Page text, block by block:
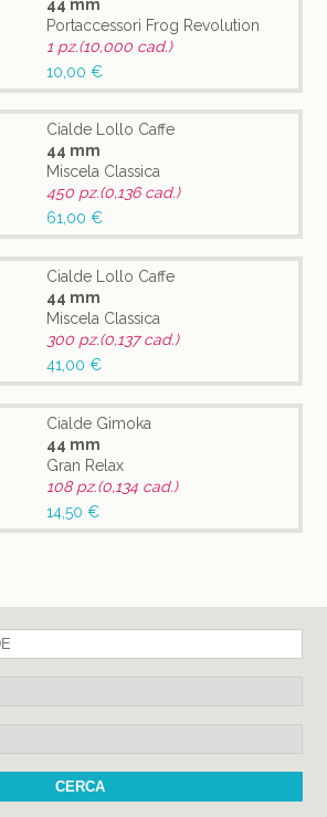
44 mm
Portaccessori Frog Revolution
1 pz.(10,000 cad.)
10,00 €
Cialde Lollo Caffe
44 mm
Miscela Classica
450 pz.(0,136 cad.)
61,00 €
Cialde Lollo Caffe
44 mm
Miscela Classica
300 pz.(0,137 cad.)
41,00 €
Cialde Gimoka
44 mm
Gran Relax
108 pz.(0,134 cad.)
14,50 €